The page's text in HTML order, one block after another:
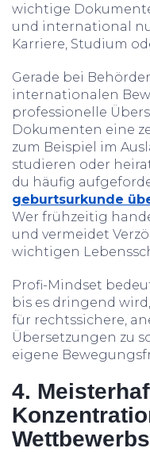
wichtige
und international
Karriere, Studium
Gerade bei
internationalen
professionelle
Dokumenten eine
zum Beispiel im
studieren oder
du häufig
geburtsurkunde
Wer frühzeitig
und vermeidet
wichtigen
Profi-Mindset
bis es dringend
für rechtssichere,
Übersetzungen zu
eigene
4.